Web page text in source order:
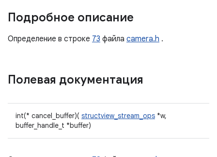
Подробное описание
Определение в строке 73 файла camera.h .
Полевая документация
int(* cancel_buffer)( structview_stream_ops *w,
buffer_handle_t *buffer)